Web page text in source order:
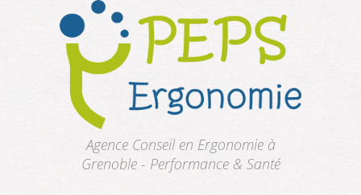
Aller au contenu principal
Agence Conseil en Ergonomie à
Grenoble - Performance & Santé